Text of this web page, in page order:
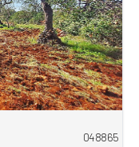
048865